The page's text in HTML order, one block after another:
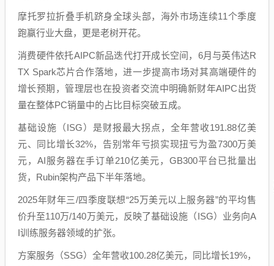
摩托罗拉折叠手机跻身全球头部，海外市场连续11个季度
跑赢行业大盘，更是老树开花。
消费硬件依托AIPC新品迭代打开成长空间，6月与英伟达R
TX Spark芯片合作落地，进一步提高市场对其高端硬件的
增长预期，管理层也在投资者交流中明确新财年AIPC出货
量在整体PC销量中的占比目标突破五成。
基础设施（ISG）是财报最大拐点，全年营收191.88亿美
元、同比增长32%，告别常年亏损实现扭亏为盈7300万美
元，AI服务器在手订单210亿美元，GB300平台已批量出
货，Rubin架构产品下半年落地。
2025年财年三/四季度联想“25万美元以上服务器”的平均售
价升至110万/140万美元，反映了基础设施（ISG）业务向A
I训练服务器领域的扩张。
方案服务（SSG）全年营收100.28亿美元，同比增长19%，